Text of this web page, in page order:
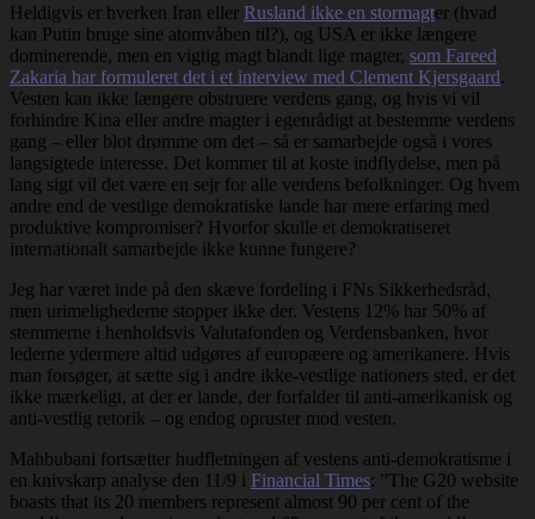
Heldigvis er hverken Iran eller Rusland ikke en stormagter (hvad
kan Putin bruge sine atomvåben til?), og USA er ikke længere
dominerende, men en vigtig magt blandt lige magter, som Fareed
Zakaria har formuleret det i et interview med Clement Kjersgaard.
Vesten kan ikke længere obstruere verdens gang, og hvis vi vil
forhindre Kina eller andre magter i egenrådigt at bestemme verdens
gang – eller blot drømme om det – så er samarbejde også i vores
langsigtede interesse. Det kommer til at koste indflydelse, men på
lang sigt vil det være en sejr for alle verdens befolkninger. Og hvem
andre end de vestlige demokratiske lande har mere erfaring med
produktive kompromiser? Hvorfor skulle et demokratiseret
internationalt samarbejde ikke kunne fungere?
Jeg har været inde på den skæve fordeling i FNs Sikkerhedsråd,
men urimelighederne stopper ikke der. Vestens 12% har 50% af
stemmerne i henholdsvis Valutafonden og Verdensbanken, hvor
lederne ydermere altid udgøres af europæere og amerikanere. Hvis
man forsøger, at sætte sig i andre ikke-vestlige nationers sted, er det
ikke mærkeligt, at der er lande, der forfalder til anti-amerikanisk og
anti-vestlig retorik – og endog opruster mod vesten.
Mahbubani fortsætter hudfletningen af vestens anti-demokratisme i
en knivskarp analyse den 11/9 i Financial Times: ”The G20 website
boasts that its 20 members represent almost 90 per cent of the